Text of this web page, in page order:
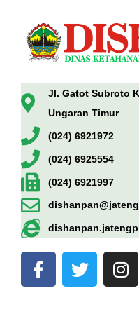
Jl. Gatot Subroto
Ungaran Timur
(024) 6921972
(024) 6925554
(024) 6921997
F
a
T
w
I
n